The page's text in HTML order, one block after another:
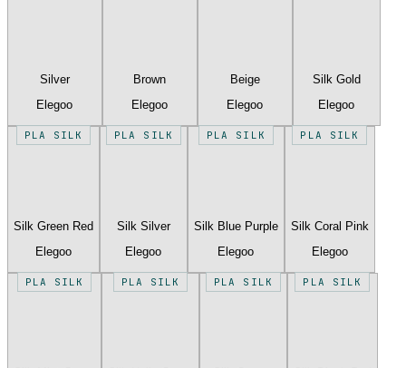
Silver
Elegoo
Brown
Elegoo
Beige
Elegoo
Silk Gold
Elegoo
PLA SILK
Silk Green Red
Elegoo
PLA SILK
Silk Silver
Elegoo
PLA SILK
Silk Blue Purple
Elegoo
PLA SILK
Silk Coral Pink
Elegoo
PLA SILK PLA SILK PLA SILK PLA SILK